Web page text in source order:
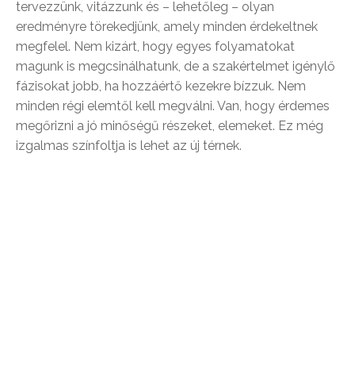
tervezzünk, vitázzunk és – lehetőleg – olyan
eredményre törekedjünk, amely minden érdekeltnek
megfelel. Nem kizárt, hogy egyes folyamatokat
magunk is megcsinálhatunk, de a szakértelmet igénylő
fázisokat jobb, ha hozzáértő kezekre bízzuk. Nem
minden régi elemtől kell megválni. Van, hogy érdemes
megőrizni a jó minőségű részeket, elemeket. Ez még
izgalmas színfoltja is lehet az új térnek.